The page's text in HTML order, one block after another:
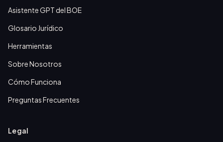
Asistente GPT del BOE
Glosario Jurídico
Herramientas
Sobre Nosotros
Cómo Funciona
Preguntas Frecuentes
Legal